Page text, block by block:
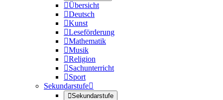
Übersicht
Deutsch
Kunst
Leseförderung
Mathematik
Musik
Religion
Sachunterricht
Sport
Sekundarstufe
Sekundarstufe